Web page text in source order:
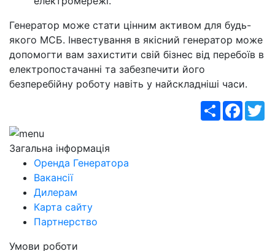
Генератор може стати цінним активом для будь-
якого МСБ. Інвестування в якісний генератор може
допомогти вам захистити свій бізнес від перебоїв в
електропостачанні та забезпечити його
безперебійну роботу навіть у найскладніші часи.
Поширити
Загальна інформація
Оренда Генератора
Вакансії
Дилерам
Карта сайту
Партнерство
Умови роботи